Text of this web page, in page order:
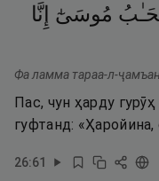
مُوسَىٰٓ إِنَّا
Фа ламма тараа-л-
Пас, чун ҳарду
гуфтанд:
26:61